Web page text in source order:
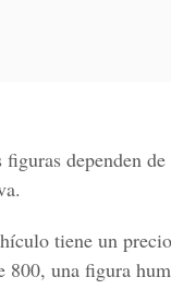
dependen
tiene un
800, una figura